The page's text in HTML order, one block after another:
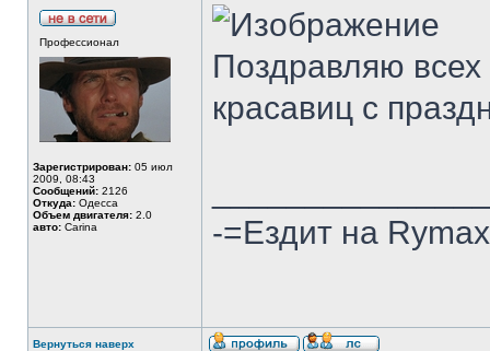
Профессионал
Зарегистрирован: 05 июл
2009, 08:43
Сообщений: 2126
Откуда: Одесса
Объем двигателя: 2.0
авто: Carina
Поздравляю
красавиц с
-=Ездит на
Вернуться наверх